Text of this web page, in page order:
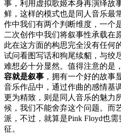
事，利用虚拟歌姬本身再演绎故
鲜，这样的模式也是同人音乐最
作中我们有两个判断维度，一个
二次创作中我们将叙事性承载在
此在这方面的构思完全没有任何
试问看图写话和狗尾续貂，与绞
难想必十分显然。值得注意的是，
容就是叙事 ，拥有一个好的故事
音乐作品中，通过作曲的感情基
更为精致，则是同人音乐的魅力
候，我们不能舍弃这个问题。而
派，不过，就算是Pink Floyd也
征。